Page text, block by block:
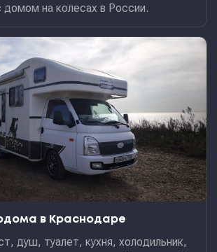
на колесах в России.
в Краснодаре
душ, туалет, кухня, холодильник,